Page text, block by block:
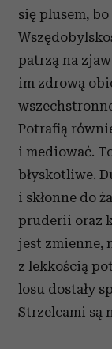
się plusem,
patrzą na
im zdrową
Potrafią
i mediować.
błyskotliwe.
i skłonne do
pruderii oraz
jest zmienne,
z lekkością
losu dostały
Strzelcami są